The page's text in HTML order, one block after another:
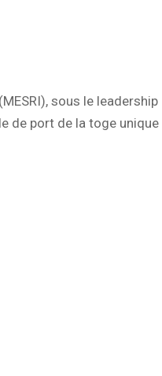
sous le leadership
de port de la toge unique